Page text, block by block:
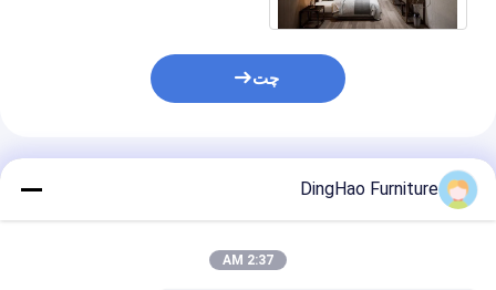
چت
محصولات توصیه شده
DingHao Furniture
2:37 AM